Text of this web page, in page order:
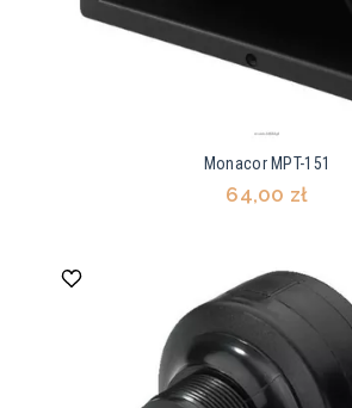
Monacor MPT-151
64,00 zł